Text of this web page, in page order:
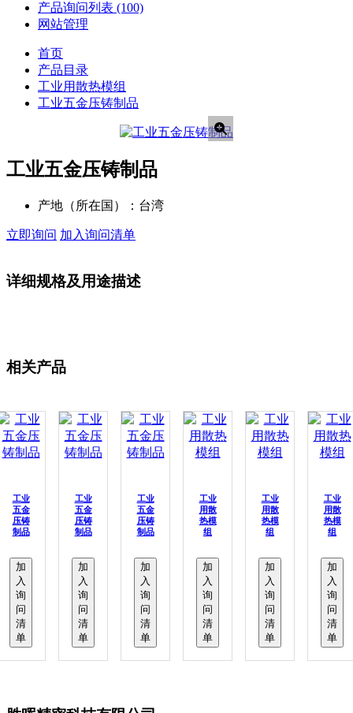
产品询问列表 (100)
网站管理
首页
产品目录
工业用散热模组
工业五金压铸制品
工业五金压铸制品
产地（所在国）： 台湾
立即询问 加入询问清单
详细规格及用途描述
相关产品
工业
五金
压铸
制品
加
入
询
问
清
单
工业
五金
压铸
制品
加
入
询
问
清
单
工业
五金
压铸
制品
加
入
询
问
清
单
工业
用散
热模
组
加
入
询
问
清
单
工业
用散
热模
组
加
入
询
问
清
单
工业
用散
热模
组
加
入
询
问
清
单